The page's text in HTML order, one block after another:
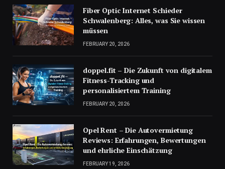
Fiber Optic Internet Schieder
Schwalenberg: Alles, was Sie wissen
müssen
FEBRUARY 20, 2026
doppel.fit – Die Zukunft von digitalem
Fitness-Tracking und
personalisiertem Training
FEBRUARY 20, 2026
Opel Rent – Die Autovermietung
Reviews: Erfahrungen, Bewertungen
und ehrliche Einschätzung
FEBRUARY 19, 2026